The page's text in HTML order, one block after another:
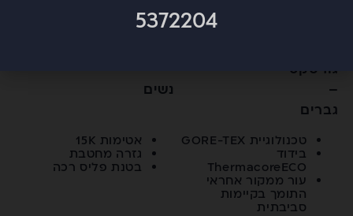
גורטקס
–
גברים
טכנולוגיית GORE-TEX
בידוד
ThermacoreECO
עור ממקור אחראי
התומך בקיימות
סביבתית
רייזינג
נשים
אטימות 15K
גזרה מחטבת
בטנת פליס רכה
5372204